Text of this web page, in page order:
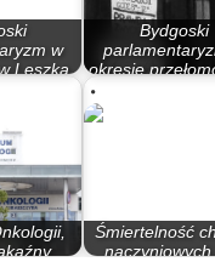
w
Leszka
Bydgoski
okresie
Śmiertelność
naczyniowych